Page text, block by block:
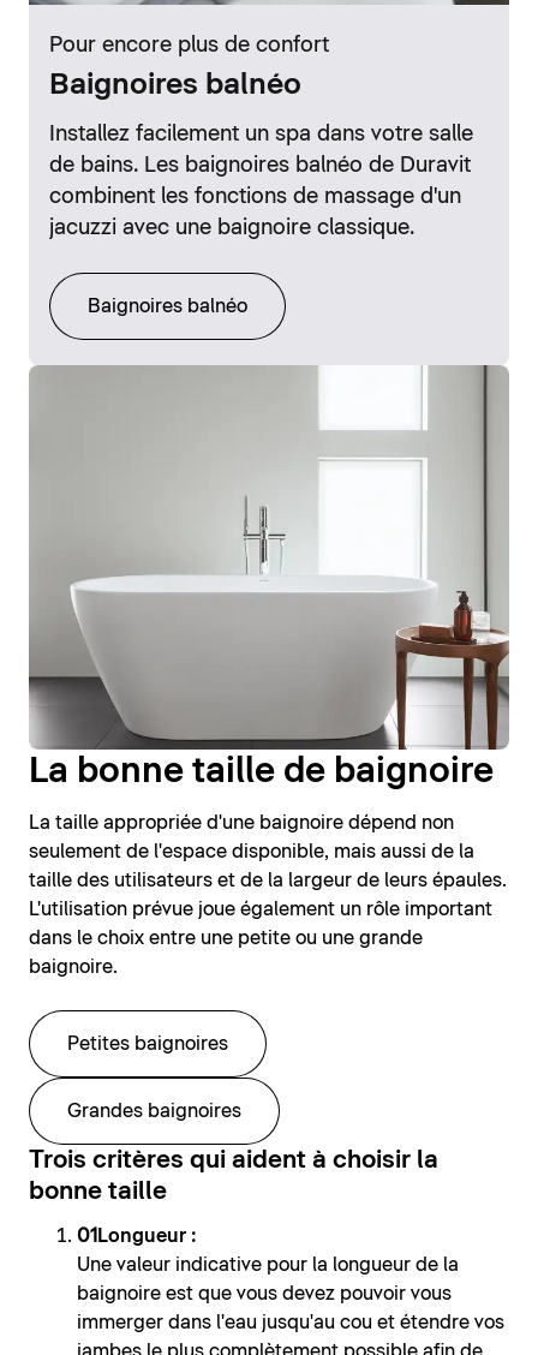
Pour encore plus de confort
Baignoires balnéo
Installez facilement un spa dans votre salle
de bains. Les baignoires balnéo de Duravit
combinent les fonctions de massage d'un
jacuzzi avec une baignoire classique.
Baignoires balnéo
La bonne taille de baignoire
La taille appropriée d'une baignoire dépend non
seulement de l'espace disponible, mais aussi de la
taille des utilisateurs et de la largeur de leurs épaules.
L'utilisation prévue joue également un rôle important
dans le choix entre une petite ou une grande
baignoire.
Petites baignoires
Grandes baignoires
Trois critères qui aident à choisir la
bonne taille
Longueur :
Une valeur indicative pour la longueur de la
baignoire est que vous devez pouvoir vous
immerger dans l'eau jusqu'au cou et étendre vos